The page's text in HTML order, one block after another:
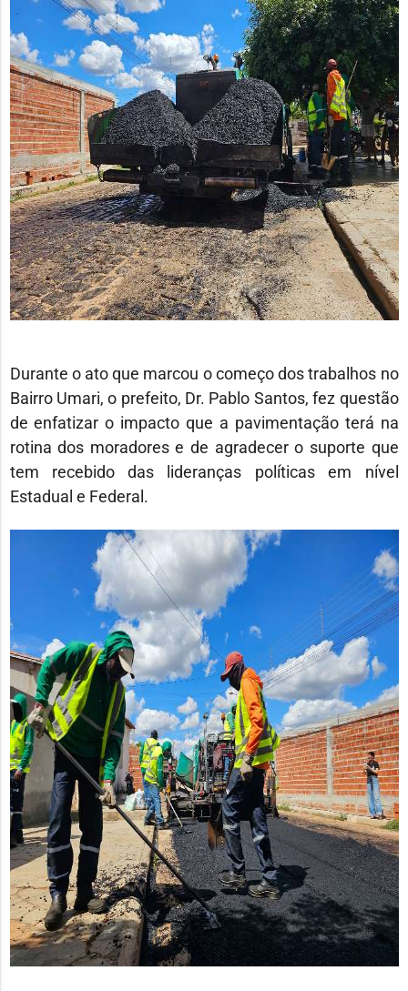
Durante o ato que marcou o começo dos trabalhos no
Bairro Umari, o prefeito, Dr. Pablo Santos, fez questão
de enfatizar o impacto que a pavimentação terá na
rotina dos moradores e de agradecer o suporte que
tem recebido das lideranças políticas em nível
Estadual e Federal.